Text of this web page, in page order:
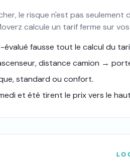
le risque n'est pas
calcule un tarif ferme sur
évalué fausse tout le calcul du
distance camion →
standard ou confort.
et été tirent le prix vers le